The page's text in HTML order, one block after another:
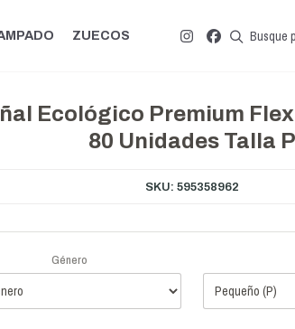
ZUECOS
Ecológico Premium
80 Unidades Talla P
SKU: 595358962
Género